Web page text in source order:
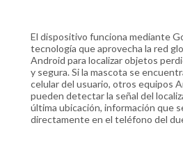
El dispositivo funciona mediante
tecnología que aprovecha la red
Android para localizar objetos
y segura. Si la mascota se
celular del usuario, otros equipos
pueden detectar la señal del
última ubicación, información que
directamente en el teléfono del